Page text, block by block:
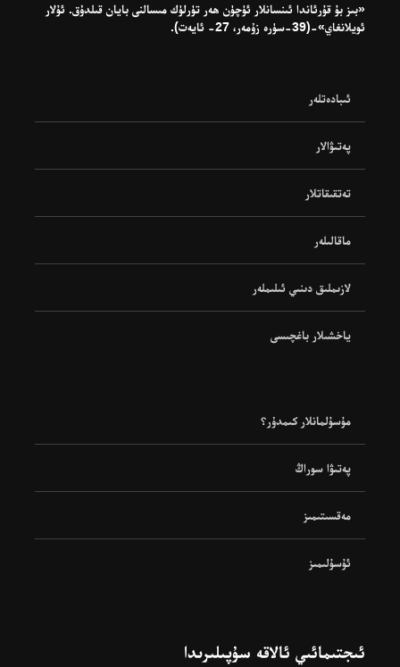
«بىز بۇ قۇرئاندا ئىنسانلار ئۈچۈن ھەر تۈرلۈك مىسالنى بايان قىلدۇق. ئۇلار
ئويلانغاي»-(39-سۈرە زۇمەر، 27- ئايەت).
ئىبادەتلەر
پەتىۋالار
تەتقىقاتلار
ماقالىلەر
لازىملىق دىنىي ئىلىملەر
ياخشىلار باغچىسى
مۇسۇلمانلار كىمدۇر؟
پەتىۋا سوراڭ
مەقسىتىمىز
ئۇسۇلىمىز
ئىجتىمائىي ئالاقە سۇپىلىرىدا